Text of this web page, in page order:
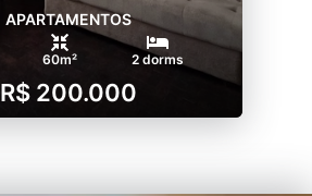
APARTAMENTOS
60m² 2 dorms
R$ 200.000